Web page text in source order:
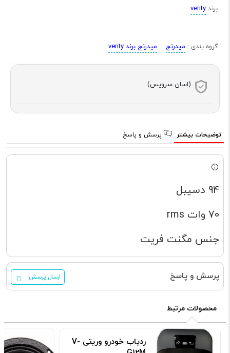
برند verity
گروه بندی : میدرنج میدرنج برند verity
(اسان سرویس)
توضیحات بیشتر پرسش و پاسخ
94 دسیبل
70 وات rms
جنس مگنت فریت
پرسش و پاسخ ارسال پرسش
محصولات مرتبط
ردیاب خودرو وریتی V-